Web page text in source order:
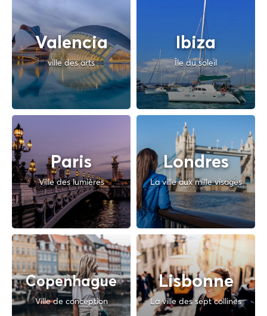
Valencia
ville des arts
Ibiza
Île du soleil
Paris
Ville des lumières
Londres
La ville aux mille visages
Copenhague
Ville de conception
Lisbonne
La ville des sept collines